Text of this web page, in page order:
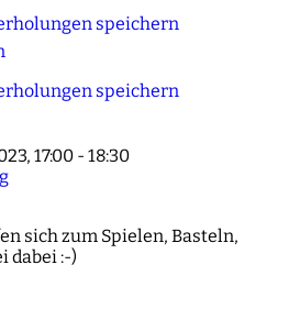
speichern
speichern
17:00 - 18:30
sich zum Spielen, Basteln,
dabei :-)